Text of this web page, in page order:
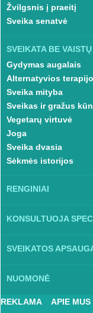
Žvilgsnis į praeitį
Sveika senatvė
SVEIKATA BE VAISTŲ
Gydymas augalais
Alternatyvios
Sveika mityba
Sveikas ir gražus
Vegetarų virtuvė
Joga
Sveika dvasia
Sėkmės istorijos
RENGINIAI
KONSULTUOJA
SVEIKATOS
NUOMONĖ
REKLAMA APIE MUS